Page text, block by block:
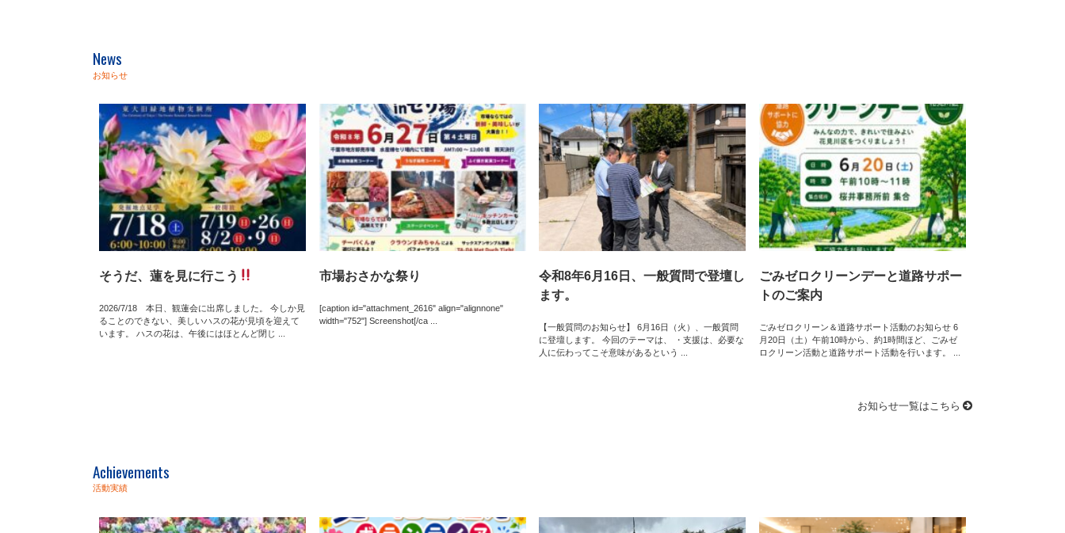
News
お知らせ
そうだ、蓮を見に行こう
2026/7/18 本日、観蓮会に出席しました。 今しか見
ることのできない、美しいハスの花が見頃を迎えて
います。 ハスの花は、午後にはほとんど閉じ ...
市場おさかな祭り
[caption id="attachment_2616" align="alignnone"
width="752"] Screenshot[/ca ...
令和8年6月16日、一般質問で登壇し
ます。
【一般質問のお知らせ】 6月16日（火）、一般質問
に登壇します。 今回のテーマは、 ・支援は、必要な
人に伝わってこそ意味があるという ...
ごみゼロクリーンデーと道路サポー
トのご案内
ごみゼロクリーン＆道路サポート活動のお知らせ 6
月20日（土）午前10時から、約1時間ほど、ごみゼ
ロクリーン活動と道路サポート活動を行います。 ...
お知らせ一覧はこちら
Achievements
活動実績